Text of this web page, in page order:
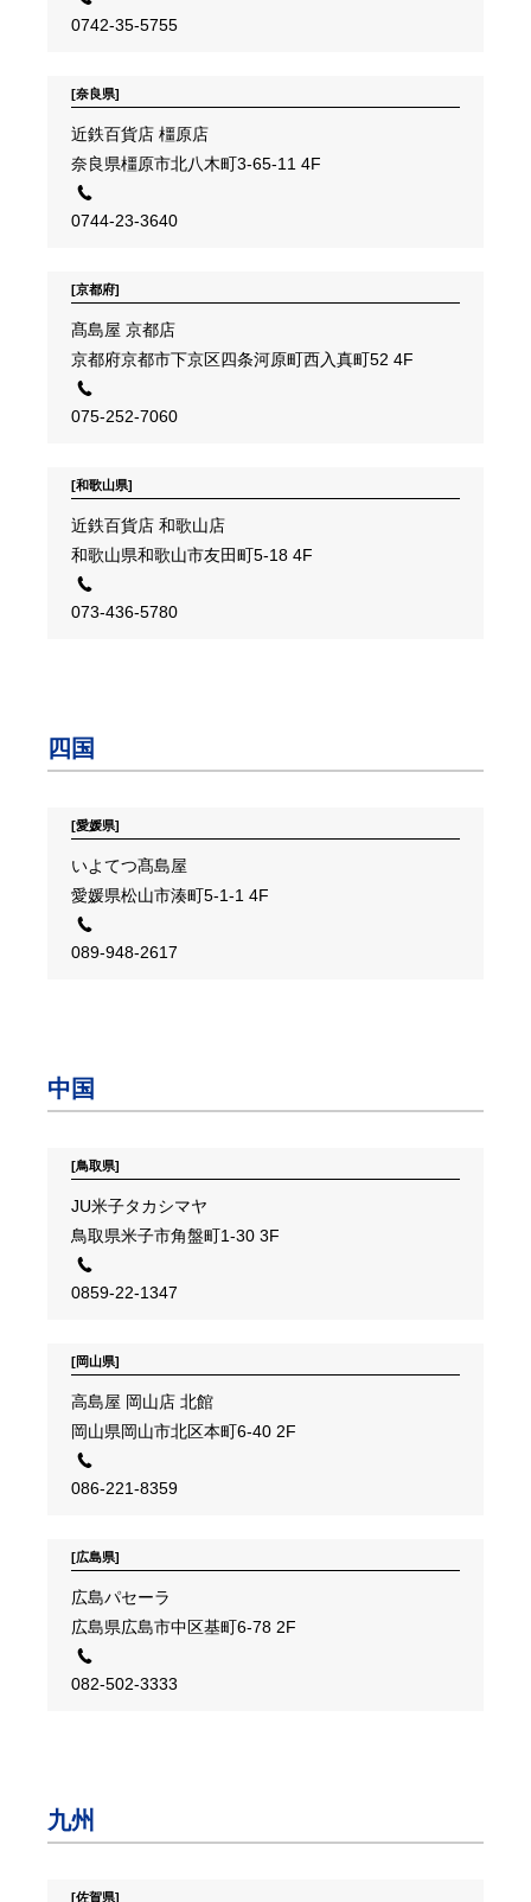
0742-35-5755
[奈良県]
近鉄百貨店 橿原店
奈良県橿原市北八木町3-65-11 4F
0744-23-3640
[京都府]
髙島屋 京都店
京都府京都市下京区四条河原町西入真町52 4F
075-252-7060
[和歌山県]
近鉄百貨店 和歌山店
和歌山県和歌山市友田町5-18 4F
073-436-5780
四国
[愛媛県]
いよてつ髙島屋
愛媛県松山市湊町5-1-1 4F
089-948-2617
中国
[鳥取県]
JU米子タカシマヤ
鳥取県米子市角盤町1-30 3F
0859-22-1347
[岡山県]
高島屋 岡山店 北館
岡山県岡山市北区本町6-40 2F
086-221-8359
[広島県]
広島パセーラ
広島県広島市中区基町6-78 2F
082-502-3333
九州
[佐賀県]